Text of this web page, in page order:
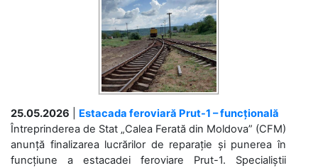
25.05.2026
Estacada feroviară Prut-1 – funcțională
Întreprinderea de Stat „Calea Ferată din Moldova” (CFM)
anunță finalizarea lucrărilor de reparație și punerea în
funcțiune a estacadei feroviare Prut-1. Specialiștii